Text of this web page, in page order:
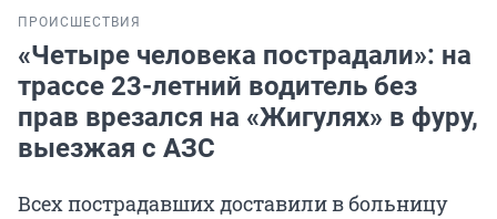
ПРОИСШЕСТВИЯ
«Четыре человека пострадали»: на
трассе 23-летний водитель без
прав врезался на «Жигулях» в фуру,
выезжая с АЗС
Всех пострадавших доставили в больницу